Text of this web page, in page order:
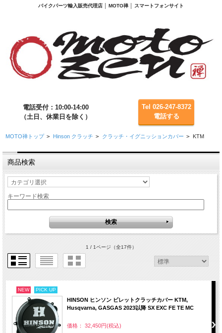
バイクパーツ輸入販売代理店 │ MOTO禅 │ スマートフォンサイト
電話受付：10:00-14:00
（土日、休業日を除く）
Tel 026-247-8372
電話する
MOTO禅トップ > Hinson クラッチ > クラッチ・イグニッションカバー > KTM
商品検索
キーワード検索
1 / 1ページ（全17件）
NEW PICK UP
HINSON ヒンソン ビレットクラッチカバー KTM,
Husqvarna, GASGAS 2023以降 SX EXC FE TE MC
価格： 32,450円(税込)